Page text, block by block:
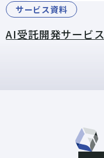
サービス資料
AI受託開発サービス